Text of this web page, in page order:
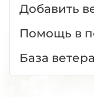
Добавить
Помощь в
База